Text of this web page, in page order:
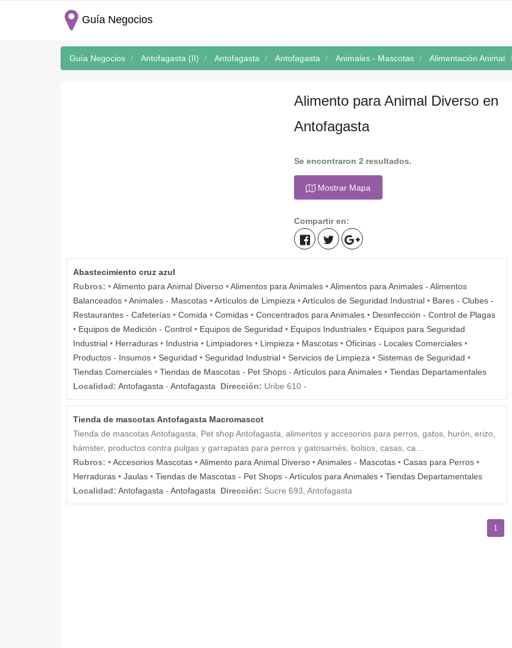
Guía Negocios
Guía Negocios Antofagasta (II) Antofagasta Antofagasta Animales - Mascotas Alimentación Animal
Alimento para Animal Diverso en
Antofagasta
Se encontraron 2 resultados.
Mostrar Mapa
Compartir en:
Abastecimiento cruz azul
Rubros: •Alimento para Animal Diverso •Alimentos para Animales •Alimentos para Animales - Alimentos
Balanceados •Animales - Mascotas •Artículos de Limpieza •Artículos de Seguridad Industrial • Bares - Clubes -
Restaurantes - Cafeterías • Comida • Comidas • Concentrados para Animales • Desinfección - Control de Plagas
• Equipos de Medición - Control • Equipos de Seguridad • Equipos Industriales • Equipos para Seguridad
Industrial • Herraduras • Industria • Limpiadores • Limpieza • Mascotas • Oficinas - Locales Comerciales •
Productos - Insumos • Seguridad • Seguridad Industrial • Servicios de Limpieza • Sistemas de Seguridad •
Tiendas Comerciales • Tiendas de Mascotas - Pet Shops - Artículos para Animales • Tiendas Departamentales
Localidad: Antofagasta - Antofagasta Dirección: Uribe 610 -
Tienda de mascotas Antofagasta Macromascot
Tienda de mascotas Antofagasta, Pet shop Antofagasta, alimentos y accesorios para perros, gatos, hurón, erizo,
hámster, productos contra pulgas y garrapatas para perros y gatosarnés, bolsos, casas, ca...
Rubros: •Accesorios Mascotas •Alimento para Animal Diverso •Animales - Mascotas • Casas para Perros •
Herraduras • Jaulas • Tiendas de Mascotas - Pet Shops - Artículos para Animales • Tiendas Departamentales
Localidad: Antofagasta - Antofagasta Dirección: Sucre 693, Antofagasta
1